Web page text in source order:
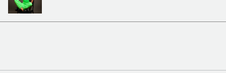
LATFEMLAB.